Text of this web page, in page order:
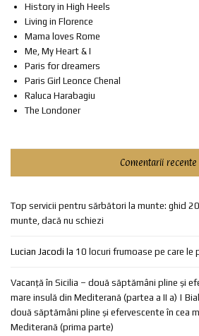
History in High Heels
Living in Florence
Mama loves Rome
Me, My Heart & I
Paris for dreamers
Paris Girl Leonce Chenal
Raluca Harabagiu
The Londoner
Comentarii recente
Top servicii pentru sărbători la munte: ghid
munte, dacă nu schiezi
Lucian Jacodi la 10 locuri frumoase pe care le
Vacanță în Sicilia – două săptămâni pline și
mare insulă din Mediterană (partea a II a) |
două săptămâni pline și efervescente în cea
Mediterană (prima parte)